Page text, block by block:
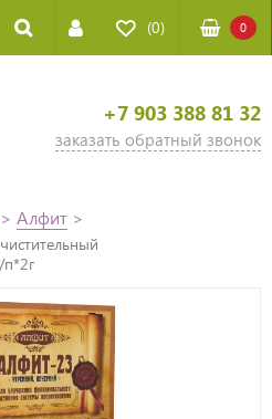
(0) 0
+7 903 388 81 32
заказать обратный звонок
> Алфит >